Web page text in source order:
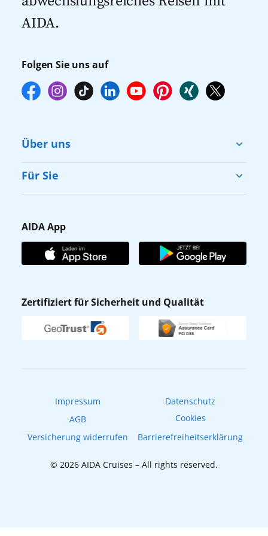
AIDA.
Folgen Sie uns auf
Über uns
Cruise & Help
Karriere
Affiliateprogramm
Verhaltens- & Ethikkodex
Newsletter
Für Sie
Gästefragebogen
AIDA Club
AIDA App
Zertifiziert für Sicherheit und Qualität
Impressum
Datenschutz
AGB
Cookies
Versicherung widerrufen
Barrierefreiheitserklärung
© 2026 AIDA Cruises – All rights reserved.